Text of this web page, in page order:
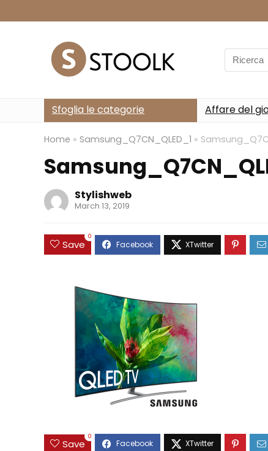
Search
for:
Sfoglia le categorie Affare del
Home » Samsung_Q7CN_QLED_1 »
Stylishweb
March 13, 2019
Save
0
Save
0